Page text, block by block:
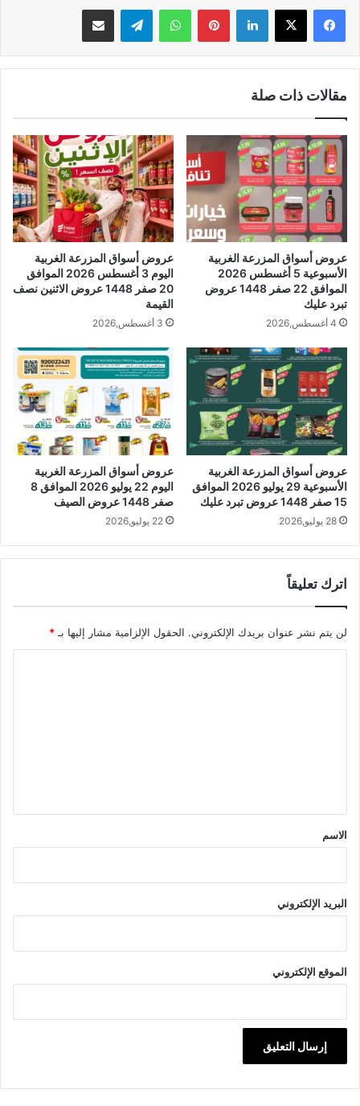
لينكدإن بينتيريستواتساب تيلقرام مشاركة عبر البريد
مقالات ذات صلة
عروض أسواق المزرعة الغربية
الأسبوعية 5 أغسطس 2026
الموافق 22 صفر 1448 عروض
تبرد عليك
4 أغسطس,2026
عروض أسواق المزرعة الغربية
اليوم 3 أغسطس 2026 الموافق
20 صفر 1448 عروض الاثنين نصف
القيمة
3 أغسطس,2026
عروض أسواق المزرعة الغربية
الأسبوعية 29 يوليو 2026 الموافق
15 صفر 1448 عروض تبرد عليك
28 يوليو,2026
عروض أسواق المزرعة الغربية
اليوم 22 يوليو 2026 الموافق 8
صفر 1448 عروض الصيف
22 يوليو,2026
اترك تعليقاً
لن يتم نشر عنوان بريدك الإلكتروني. الحقول الإلزامية مشار إليها بـ *
*
الاسم
البريد الإلكتروني
الموقع الإلكتروني